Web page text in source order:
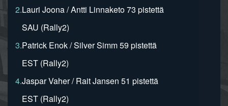
2.Lauri Joona / Antti Linnaketo 73 pistettä
SAU (Rally2)
3.Patrick Enok / Silver Simm 59 pistettä
EST (Rally2)
4.Jaspar Vaher / Rait Jansen 51 pistettä
EST (Rally2)